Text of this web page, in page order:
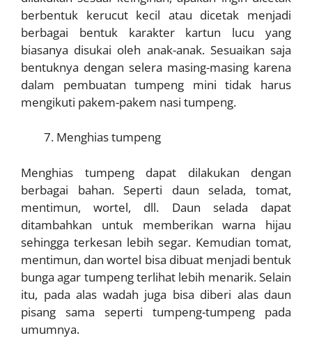
berbentuk kerucut kecil atau dicetak menjadi
berbagai bentuk karakter kartun lucu yang
biasanya disukai oleh anak-anak. Sesuaikan saja
bentuknya dengan selera masing-masing karena
dalam pembuatan tumpeng mini tidak harus
mengikuti pakem-pakem nasi tumpeng.
Menghias tumpeng
Menghias tumpeng dapat dilakukan dengan
berbagai bahan. Seperti daun selada, tomat,
mentimun, wortel, dll. Daun selada dapat
ditambahkan untuk memberikan warna hijau
sehingga terkesan lebih segar. Kemudian tomat,
mentimun, dan wortel bisa dibuat menjadi bentuk
bunga agar tumpeng terlihat lebih menarik. Selain
itu, pada alas wadah juga bisa diberi alas daun
pisang sama seperti tumpeng-tumpeng pada
umumnya.